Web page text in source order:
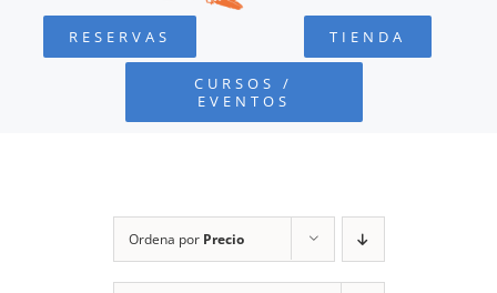
FUNDACIÓN
RESERVAS TIENDA
CURSOS /
EVENTOS
Ordena por Precio